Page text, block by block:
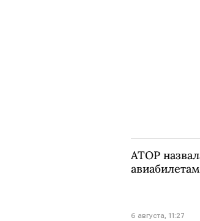
АТОР
6 августа, 11:27